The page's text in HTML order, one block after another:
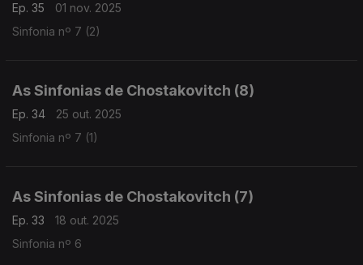
Ep. 35
01 nov. 2025
Sinfonia nº 7 (2)
As Sinfonias de Chostakovitch (8)
Ep. 34
25 out. 2025
Sinfonia nº 7 (1)
As Sinfonias de Chostakovitch (7)
Ep. 33
18 out. 2025
Sinfonia nº 6